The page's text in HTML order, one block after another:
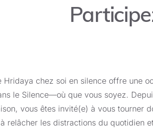
Hridaya chez soi en silence offre une
le Silence—où que vous soyez.
vous êtes invité(e) à vous tourner
à relâcher les distractions du quotidien